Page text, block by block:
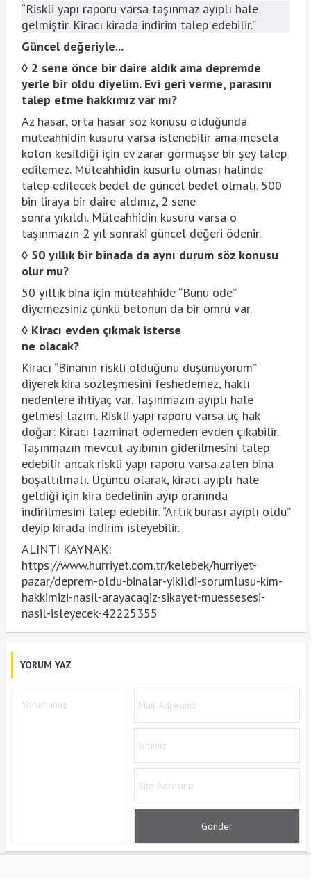
“Riskli yapı raporu varsa taşınmaz ayıplı hale
gelmiştir. Kiracı kirada indirim talep edebilir.”
Güncel değeriyle...
◊ 2 sene önce bir daire aldık ama depremde
yerle bir oldu diyelim. Evi geri verme, parasını
talep etme hakkımız var mı?
Az hasar, orta hasar söz konusu olduğunda
müteahhidin kusuru varsa istenebilir ama mesela
kolon kesildiği için ev zarar görmüşse bir şey talep
edilemez. Müteahhidin kusurlu olması halinde
talep edilecek bedel de güncel bedel olmalı. 500
bin liraya bir daire aldınız, 2 sene
sonra yıkıldı. Müteahhidin kusuru varsa o
taşınmazın 2 yıl sonraki güncel değeri ödenir.
◊ 50 yıllık bir binada da aynı durum söz konusu
olur mu?
50 yıllık bina için müteahhide “Bunu öde”
diyemezsiniz çünkü betonun da bir ömrü var.
◊ Kiracı evden çıkmak isterse
ne olacak?
Kiracı “Binanın riskli olduğunu düşünüyorum”
diyerek kira sözleşmesini feshedemez, haklı
nedenlere ihtiyaç var. Taşınmazın ayıplı hale
gelmesi lazım. Riskli yapı raporu varsa üç hak
doğar: Kiracı tazminat ödemeden evden çıkabilir.
Taşınmazın mevcut ayıbının giderilmesini talep
edebilir ancak riskli yapı raporu varsa zaten bina
boşaltılmalı. Üçüncü olarak, kiracı ayıplı hale
geldiği için kira bedelinin ayıp oranında
indirilmesini talep edebilir. “Artık burası ayıplı oldu”
deyip kirada indirim isteyebilir.
ALINTI KAYNAK:
https://www.hurriyet.com.tr/kelebek/hurriyet-
pazar/deprem-oldu-binalar-yikildi-sorumlusu-kim-
hakkimizi-nasil-arayacagiz-sikayet-muessesesi-
nasil-isleyecek-42225355
YORUM YAZ